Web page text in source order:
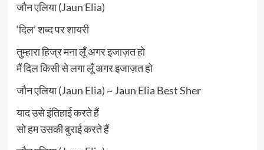
जौन एलिया (Jaun Elia)
‘दिल’ शब्द पर शायरी
तुम्हारा हिज्र मना लूँ अगर इजाज़त हो
मैं दिल किसी से लगा लूँ अगर इजाज़त हो
जौन एलिया (Jaun Elia) ~ Jaun Elia Best Sher
याद उसे इंतिहाई करते हैं
सो हम उसकी बुराई करते हैं